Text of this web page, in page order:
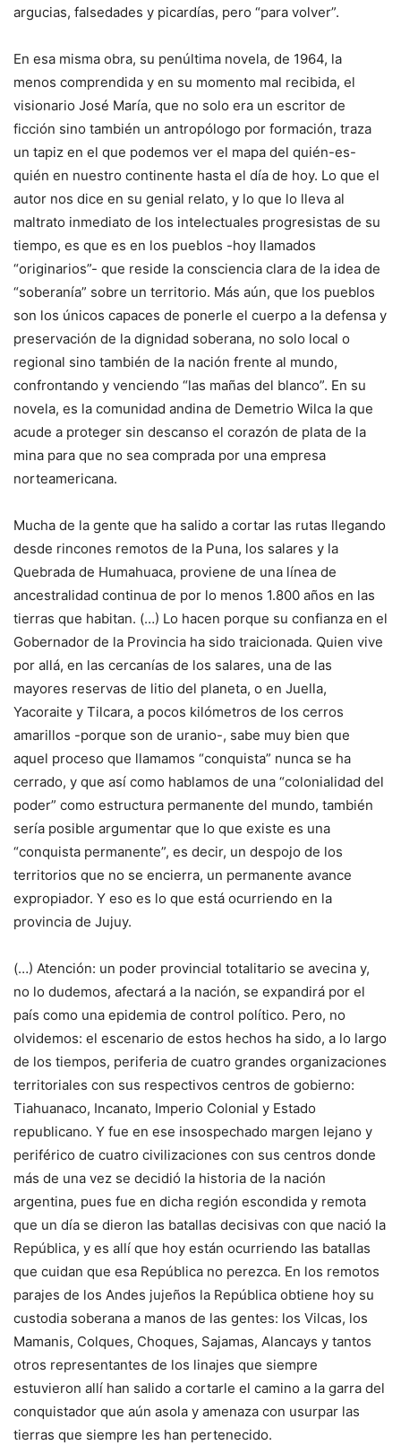
argucias, falsedades y picardías, pero “para volver”.
En esa misma obra, su penúltima novela, de 1964, la
menos comprendida y en su momento mal recibida, el
visionario José María, que no solo era un escritor de
ficción sino también un antropólogo por formación, traza
un tapiz en el que podemos ver el mapa del quién-es-
quién en nuestro continente hasta el día de hoy. Lo que el
autor nos dice en su genial relato, y lo que lo lleva al
maltrato inmediato de los intelectuales progresistas de su
tiempo, es que es en los pueblos -hoy llamados
“originarios”- que reside la consciencia clara de la idea de
“soberanía” sobre un territorio. Más aún, que los pueblos
son los únicos capaces de ponerle el cuerpo a la defensa y
preservación de la dignidad soberana, no solo local o
regional sino también de la nación frente al mundo,
confrontando y venciendo “las mañas del blanco”. En su
novela, es la comunidad andina de Demetrio Wilca la que
acude a proteger sin descanso el corazón de plata de la
mina para que no sea comprada por una empresa
norteamericana.
Mucha de la gente que ha salido a cortar las rutas llegando
desde rincones remotos de la Puna, los salares y la
Quebrada de Humahuaca, proviene de una línea de
ancestralidad continua de por lo menos 1.800 años en las
tierras que habitan. (…) Lo hacen porque su confianza en el
Gobernador de la Provincia ha sido traicionada. Quien vive
por allá, en las cercanías de los salares, una de las
mayores reservas de litio del planeta, o en Juella,
Yacoraite y Tilcara, a pocos kilómetros de los cerros
amarillos -porque son de uranio-, sabe muy bien que
aquel proceso que llamamos “conquista” nunca se ha
cerrado, y que así como hablamos de una “colonialidad del
poder” como estructura permanente del mundo, también
sería posible argumentar que lo que existe es una
“conquista permanente”, es decir, un despojo de los
territorios que no se encierra, un permanente avance
expropiador. Y eso es lo que está ocurriendo en la
provincia de Jujuy.
(…) Atención: un poder provincial totalitario se avecina y,
no lo dudemos, afectará a la nación, se expandirá por el
país como una epidemia de control político. Pero, no
olvidemos: el escenario de estos hechos ha sido, a lo largo
de los tiempos, periferia de cuatro grandes organizaciones
territoriales con sus respectivos centros de gobierno:
Tiahuanaco, Incanato, Imperio Colonial y Estado
republicano. Y fue en ese insospechado margen lejano y
periférico de cuatro civilizaciones con sus centros donde
más de una vez se decidió la historia de la nación
argentina, pues fue en dicha región escondida y remota
que un día se dieron las batallas decisivas con que nació la
República, y es allí que hoy están ocurriendo las batallas
que cuidan que esa República no perezca. En los remotos
parajes de los Andes jujeños la República obtiene hoy su
custodia soberana a manos de las gentes: los Vilcas, los
Mamanis, Colques, Choques, Sajamas, Alancays y tantos
otros representantes de los linajes que siempre
estuvieron allí han salido a cortarle el camino a la garra del
conquistador que aún asola y amenaza con usurpar las
tierras que siempre les han pertenecido.